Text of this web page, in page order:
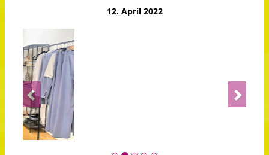
12. April 2022
Previous Next